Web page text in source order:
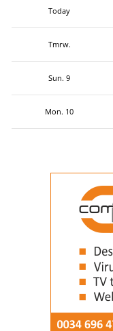
Today
Tmrw.
Sun. 9
Mon. 10